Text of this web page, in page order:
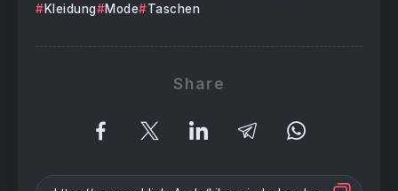
Kleidung
Mode Taschen
Share